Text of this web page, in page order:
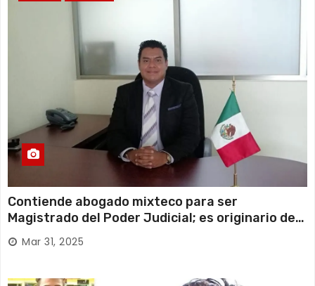
Contiende abogado mixteco para ser
Magistrado del Poder Judicial; es originario de
Huajuapan de León
Mar 31, 2025